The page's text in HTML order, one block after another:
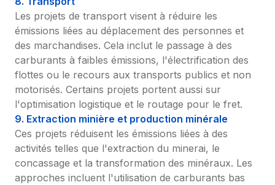
Les projets de transport visent à réduire les
émissions liées au déplacement des personnes et
des marchandises. Cela inclut le passage à des
carburants à faibles émissions, l'électrification des
flottes ou le recours aux transports publics et non
motorisés. Certains projets portent aussi sur
l'optimisation logistique et le routage pour le fret.
9. Extraction minière et production minérale
Ces projets réduisent les émissions liées à des
activités telles que l'extraction du minerai, le
concassage et la transformation des minéraux. Les
approches incluent l'utilisation de carburants bas